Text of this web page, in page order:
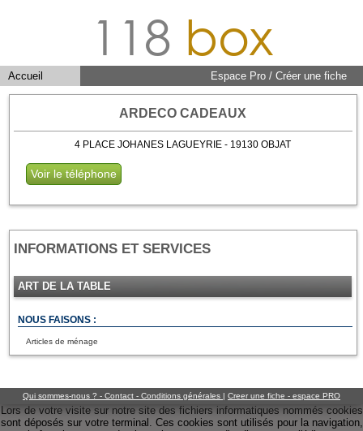
118 box
Accueil Espace Pro / Créer une fiche
ARDECO CADEAUX
4 PLACE JOHANES LAGUEYRIE - 19130 OBJAT
Voir le téléphone
INFORMATIONS ET SERVICES
ART DE LA TABLE
NOUS FAISONS :
Articles de ménage
Qui sommes-nous ? - Contact - Conditions générales | Creer une fiche - espace PRO
Lors de votre visite sur notre site des fichiers informatiques nommés cookies
sont déposés sur votre terminal. Ces cookies sont utilisés pour la navigation,